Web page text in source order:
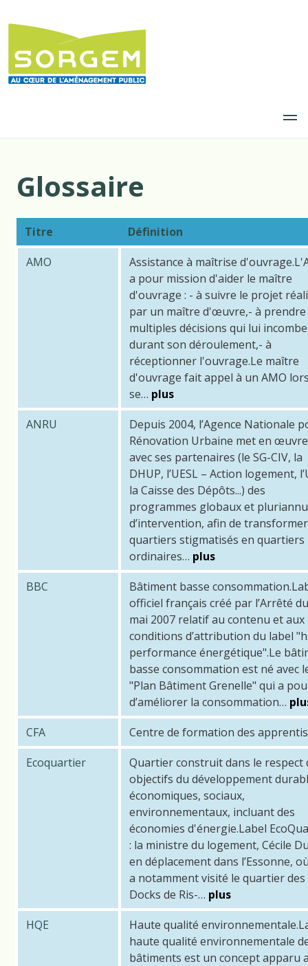
au
principal
Glossaire
Titre
Définition
AMO
Assistance à maîtrise
a pour mission d'aider le maître
d'ouvrage : - à suivre le projet
par un maître d'œuvre,- à prendre
multiples décisions qui lui
durant son déroulement,- à
réceptionner l'ouvrage.Le maître
d'ouvrage fait appel à un AMO
se… plus
ANRU
Depuis 2004, l’Agence Nationale
Rénovation Urbaine met en
avec ses partenaires (le SG-CIV, la
DHUP, l’UESL – Action logement,
la Caisse des Dépôts...) des
programmes globaux et
d’intervention, afin de
quartiers stigmatisés en quartiers
ordinaires… plus
BBC
Bâtiment basse
officiel français créé par l’Arrêté
mai 2007 relatif au contenu et aux
conditions d’attribution du label
performance énergétique".Le
basse consommation est né avec
"Plan Bâtiment Grenelle" qui a
d’améliorer la consommation…
CFA
Centre de formation des
Ecoquartier
Quartier construit dans le respect
objectifs du développement
économiques, sociaux,
environnementaux, incluant des
économies d'énergie.Label
: la ministre du logement, Cécile
en déplacement dans l’Essonne,
a notamment visité le quartier des
Docks de Ris-… plus
HQE
Haute qualité
haute qualité environnementale
bâtiments est un concept apparu